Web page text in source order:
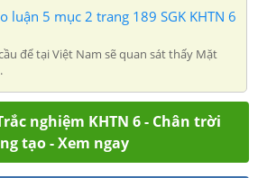
luận 5 mục 2 trang 189 SGK KHTN 6
để tại Việt Nam sẽ quan sát thấy Mặt
nghiệm KHTN 6 - Chân trời
tạo - Xem ngay